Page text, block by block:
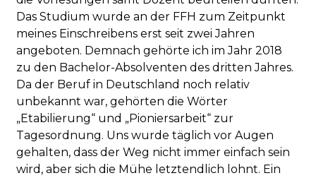
Das Studium wurde an der FFH zum Zeitpunkt
meines Einschreibens erst seit zwei Jahren
angeboten. Demnach gehörte ich im Jahr 2018
zu den Bachelor-Absolventen des dritten Jahres.
Da der Beruf in Deutschland noch relativ
unbekannt war, gehörten die Wörter
„Etabilierung“ und „Pioniersarbeit“ zur
Tagesordnung. Uns wurde täglich vor Augen
gehalten, dass der Weg nicht immer einfach sein
wird, aber sich die Mühe letztendlich lohnt. Ein